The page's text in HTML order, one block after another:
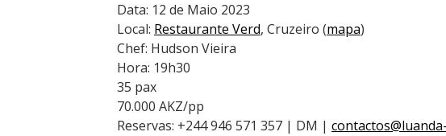
Data: 12 de Maio 2023
Local: Restaurante Verd, Cruzeiro (mapa)
Chef: Hudson Vieira
Hora: 19h30
35 pax
70.000 AKZ/pp
Reservas: +244 946 571 357 | DM |